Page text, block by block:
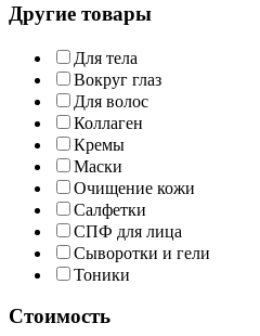
Другие товары
Для тела
Вокруг глаз
Для волос
Коллаген
Кремы
Маски
Очищение кожи
Салфетки
СПФ для лица
Сыворотки и гели
Тоники
Стоимость